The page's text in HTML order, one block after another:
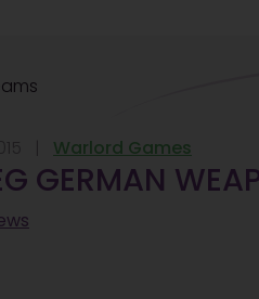
Warlord Games
GERMAN